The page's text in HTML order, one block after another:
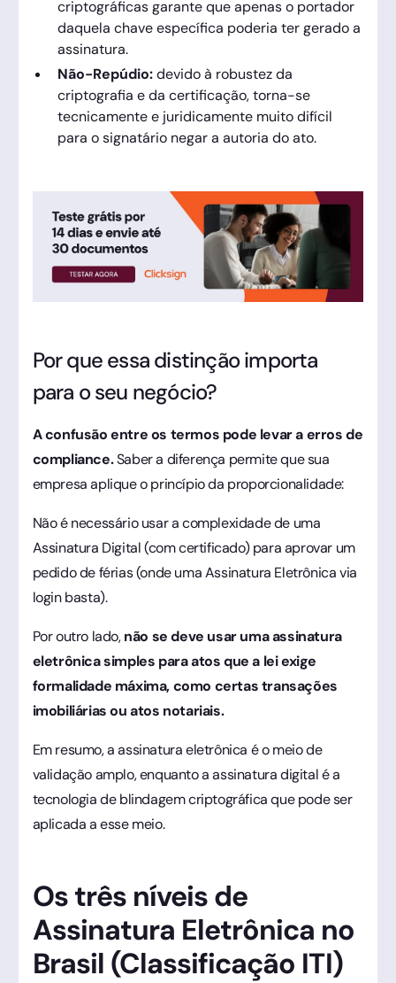
criptográficas garante que apenas o portador
daquela chave específica poderia ter gerado a
assinatura.
Não-Repúdio:devido à robustez da
criptografia e da certificação, torna-se
tecnicamente e juridicamente muito difícil
para o signatário negar a autoria do ato.
Por que essa distinção importa
para o seu negócio?
A confusão entre os termos pode levar a erros de
compliance.Saber a diferença permite que sua
empresa aplique o princípio da proporcionalidade:
Não é necessário usar a complexidade de uma
Assinatura Digital (com certificado) para aprovar um
pedido de férias (onde uma Assinatura Eletrônica via
login basta).
Por outro lado,não se deve usar uma assinatura
eletrônica simples para atos que a lei exige
formalidade máxima, como certas transações
imobiliárias ou atos notariais.
Em resumo, a assinatura eletrônica é o meio de
validação amplo, enquanto a assinatura digital é a
tecnologia de blindagem criptográfica que pode ser
aplicada a esse meio.
Os três níveis de
Assinatura Eletrônica no
Brasil (Classificação ITI)